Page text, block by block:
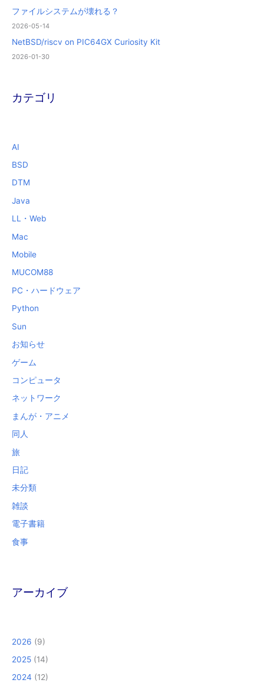
ファイルシステムが壊れる？
2026-05-14
NetBSD/riscv on PIC64GX Curiosity Kit
2026-01-30
カテゴリ
AI
BSD
DTM
Java
LL・Web
Mac
Mobile
MUCOM88
PC・ハードウェア
Python
Sun
お知らせ
ゲーム
コンピュータ
ネットワーク
まんが・アニメ
同人
旅
日記
未分類
雑談
電子書籍
食事
アーカイブ
2026 (9)
2025 (14)
2024 (12)